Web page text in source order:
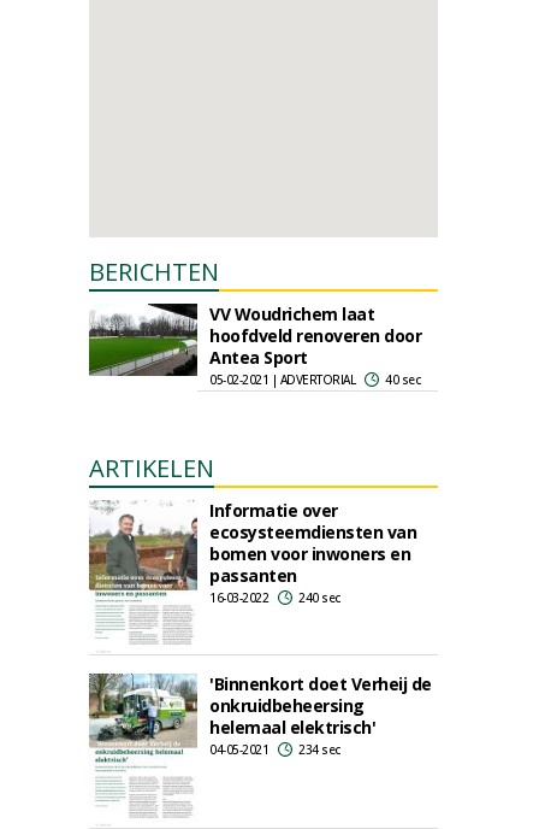
BERICHTEN
VV Woudrichem laat
hoofdveld renoveren door
Antea Sport
05-02-2021 | ADVERTORIAL 40 sec
ARTIKELEN
Informatie over
ecosysteemdiensten van
bomen voor inwoners en
passanten
16-03-2022 240 sec
'Binnenkort doet Verheij de
onkruidbeheersing
helemaal elektrisch'
04-05-2021 234 sec